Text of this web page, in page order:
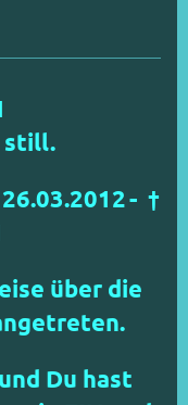
still.
- †
über die
Du hast